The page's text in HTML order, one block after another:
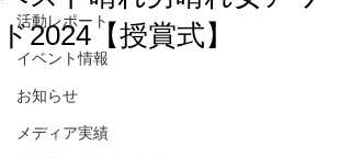
活動レポート
イベント情報
お知らせ
メディア実績
ド2024【授賞式】